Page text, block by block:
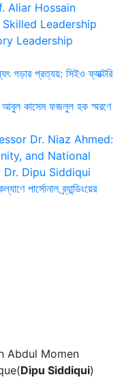
Aliar Hossain
Leadership
Leadership
গড়ার প্রত্যয়: সিইও ফ্যাক্টরি
আবুল কাসেম ফজলুল হক স্মরণে
Dr. Niaz Ahmed:
and National
Dipu Siddiqui
পার্সোনাল ব্র্যান্ডিংয়ের
Abdul Momen
Dipu Siddiqui)